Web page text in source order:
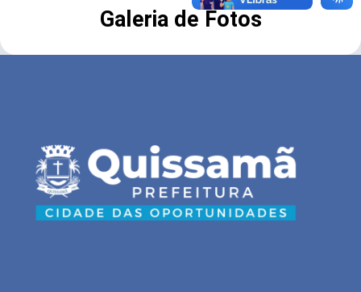
Galeria de Fotos